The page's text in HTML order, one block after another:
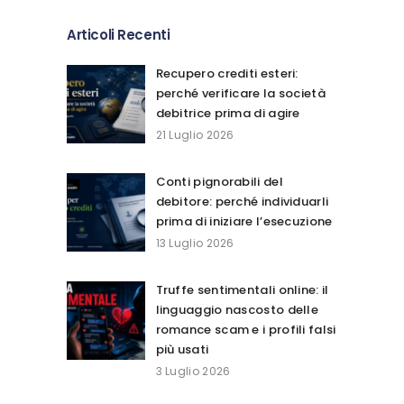
Articoli Recenti
Recupero crediti esteri:
perché verificare la società
debitrice prima di agire
21 Luglio 2026
Conti pignorabili del
debitore: perché individuarli
prima di iniziare l’esecuzione
13 Luglio 2026
Truffe sentimentali online: il
linguaggio nascosto delle
romance scam e i profili falsi
più usati
3 Luglio 2026